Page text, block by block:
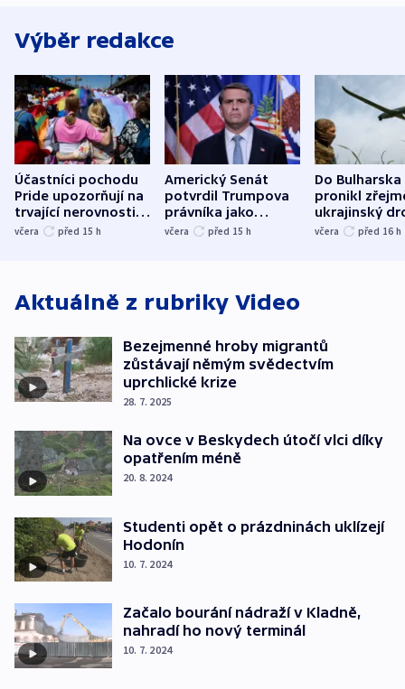
Výběr redakce
Účastníci pochodu
Pride upozorňují na
trvající nerovnosti i
společenskou
včera před 15 h
Americký Senát
potvrdil Trumpova
právníka jako
ministra
včera před 15 h
Do Bulharska
pronikl
ukrajinský
explodoval
včera před 16 h
Aktuálně z rubriky Video
Bezejmenné hroby migrantů
zůstávají němým svědectvím
uprchlické krize
28. 7. 2025
Na ovce v Beskydech útočí vlci díky
opatřením méně
20. 8. 2024
Studenti opět o prázdninách uklízejí
Hodonín
10. 7. 2024
Začalo bourání nádraží v Kladně,
nahradí ho nový terminál
10. 7. 2024